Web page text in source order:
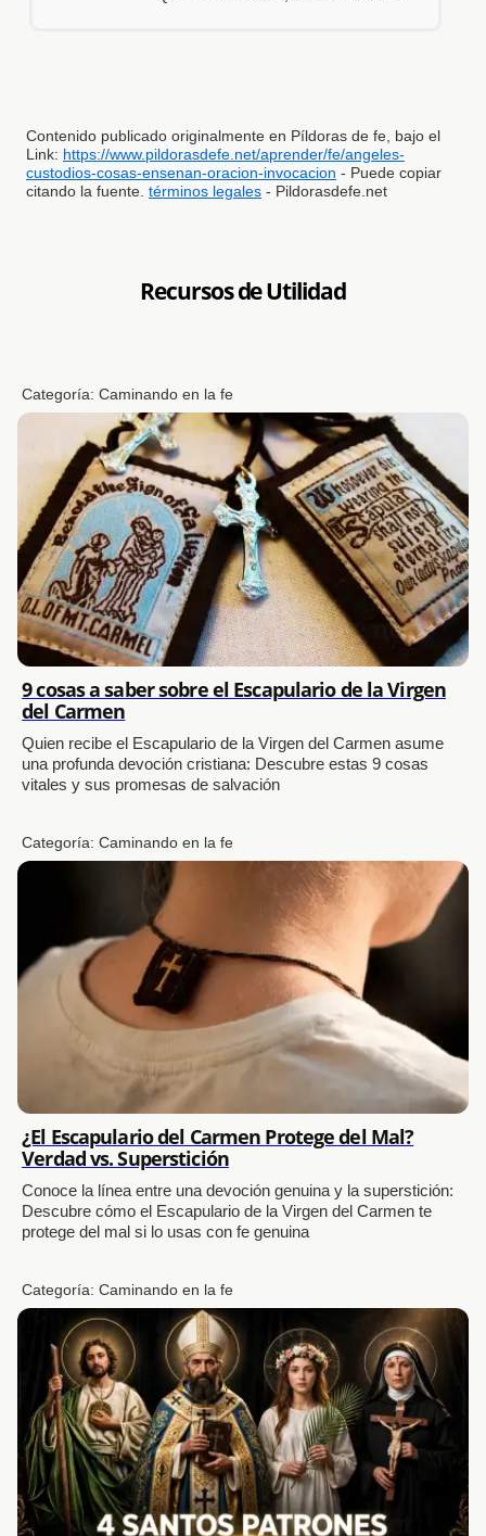
Contenido publicado originalmente en Píldoras de fe, bajo el
Link: https://www.pildorasdefe.net/aprender/fe/angeles-
custodios-cosas-ensenan-oracion-invocacion - Puede copiar
citando la fuente. términos legales - Pildorasdefe.net
Recursos de Utilidad
Categoría:Caminando en la fe
9 cosas a saber sobre el Escapulario de la Virgen
del Carmen
Quien recibe el Escapulario de la Virgen del Carmen asume
una profunda devoción cristiana: Descubre estas 9 cosas
vitales y sus promesas de salvación
Categoría:Caminando en la fe
¿El Escapulario del Carmen Protege del Mal?
Verdad vs. Superstición
Conoce la línea entre una devoción genuina y la superstición:
Descubre cómo el Escapulario de la Virgen del Carmen te
protege del mal si lo usas con fe genuina
Categoría:Caminando en la fe